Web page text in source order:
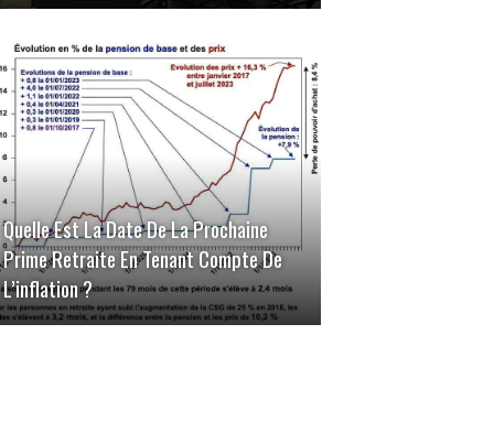
Quelle Est La Date De La Prochaine
Prime Retraite En Tenant Compte De
L’inflation ?